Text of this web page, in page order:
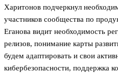
Харитонов подчеркнул
участников сообщества по
Еганова видит необходимость
релизов, понимание карты
будем адаптировать и свои
кибербезопасности, поддержка